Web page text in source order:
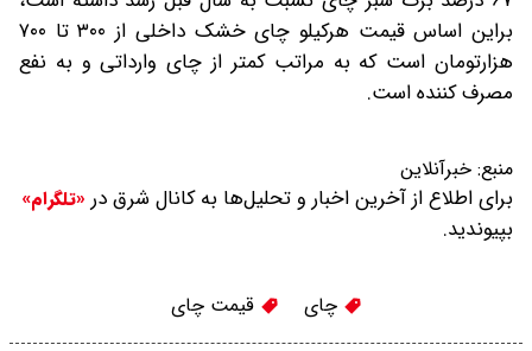
براین اساس قیمت هرکیلو چای خشک داخلی از ۳۰۰ تا ۷۰۰
هزارتومان است که به مراتب کمتر از چای وارداتی و به نفع
مصرف کننده است.
منبع: خبرآنلاین
برای اطلاع از آخرین اخبار و تحلیل‌ها به کانال شرق در «تلگرام»
بپیوندید.
چای قیمت چای